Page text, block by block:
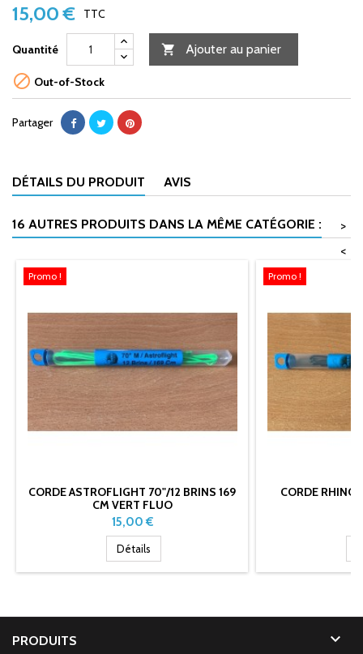
15,00 € TTC
Quantité  Ajouter au panier
 Out-of-Stock
Partager
DÉTAILS DU PRODUIT AVIS
16 AUTRES PRODUITS DANS LA MÊME CATÉGORIE :
>
<
Promo !
CORDE ASTROFLIGHT 70"/12 BRINS 169
CM VERT FLUO
Prix
15,00 €
Détails
Promo !
CORDE RHINO
PRODUITS 